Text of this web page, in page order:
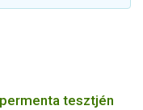
tesztjén